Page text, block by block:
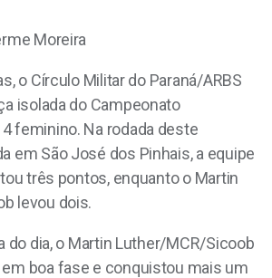
Moreira
o Círculo Militar do Paraná/ARBS
isolada do Campeonato
feminino. Na rodada deste
em São José dos Pinhais, a equipe
três pontos, enquanto o Martin
levou dois.
do dia, o Martin Luther/MCR/Sicoob
boa fase e conquistou mais um